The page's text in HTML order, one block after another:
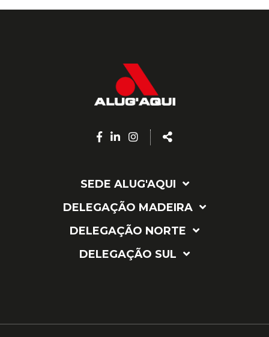
Facebook
Linkedin
Instagram
Share
SEDE ALUG'AQUI
DELEGAÇÃO MADEIRA
DELEGAÇÃO NORTE
DELEGAÇÃO SUL